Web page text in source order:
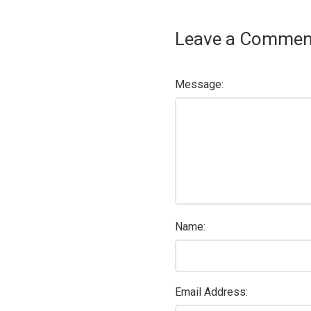
Leave a
Message:
Name:
Email Address: